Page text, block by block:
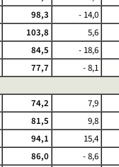
98,3 - 14,0
103,8 5,6
84,5 - 18,6
77,7 - 8,1
74,2 7,9
81,5 9,8
94,1 15,4
86,0 - 8,6